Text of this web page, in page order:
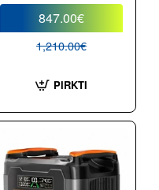
847.00€
1,210.00€
PIRKTI